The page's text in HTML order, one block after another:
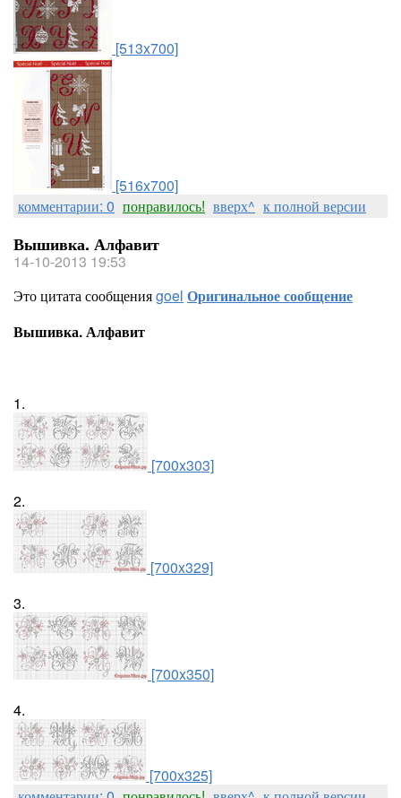
[513x700]
[516x700]
комментарии: 0 понравилось! вверх^ к полной версии
Вышивка. Алфавит
14-10-2013 19:53
Это цитата сообщенияgoel Оригинальное сообщение
Вышивка. Алфавит
1.
[700x303]
2.
[700x329]
3.
[700x350]
4.
[700x325]